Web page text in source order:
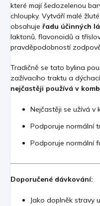
které mají šedozelenou
chloupky. Vytváří malé
obsahuje řadu účinných
laktonů, flavonoidů a
pravděpodobností
Tradičně se tato bylina
zažívacího traktu a
nejčastěji používá v
Nejčastěji se užívá v
Podporuje normální
Podporuje normální
Doporučené dávkování:
Jako doplněk stravy